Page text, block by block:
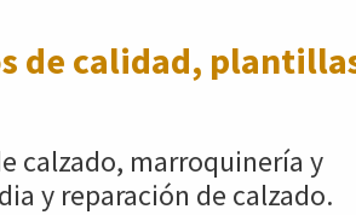
de calidad,
calzado, marroquinería y
y reparación de calzado.